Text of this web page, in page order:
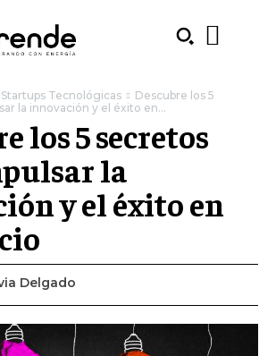
Tecnológicas
Descubre los 5
la innovación y el éxito en...
los 5 secretos
la
y el éxito en
Delgado